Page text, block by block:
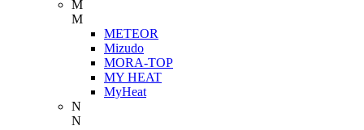
M
M
METEOR
Mizudo
MORA-TOP
MY HEAT
MyHeat
N
N